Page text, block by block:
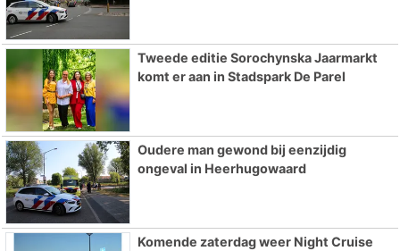
Tweede editie Sorochynska Jaarmarkt
komt er aan in Stadspark De Parel
Oudere man gewond bij eenzijdig
ongeval in Heerhugowaard
Komende zaterdag weer Night Cruise